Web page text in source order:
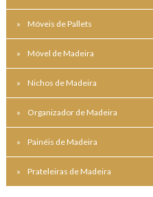
Móveis de Pallets
Móvel de Madeira
Nichos de Madeira
Organizador de Madeira
Painéis de Madeira
Prateleiras de Madeira